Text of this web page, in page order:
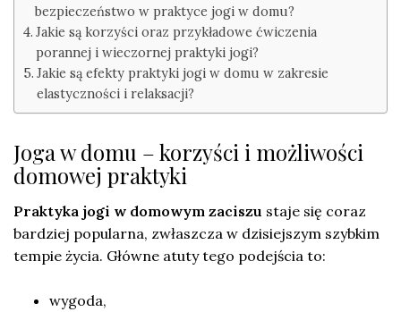
bezpieczeństwo w praktyce jogi w domu?
Jakie są korzyści oraz przykładowe ćwiczenia
porannej i wieczornej praktyki jogi?
Jakie są efekty praktyki jogi w domu w zakresie
elastyczności i relaksacji?
Joga w domu – korzyści i możliwości
domowej praktyki
Praktyka jogi w domowym zaciszu staje się coraz
bardziej popularna, zwłaszcza w dzisiejszym szybkim
tempie życia. Główne atuty tego podejścia to:
wygoda,